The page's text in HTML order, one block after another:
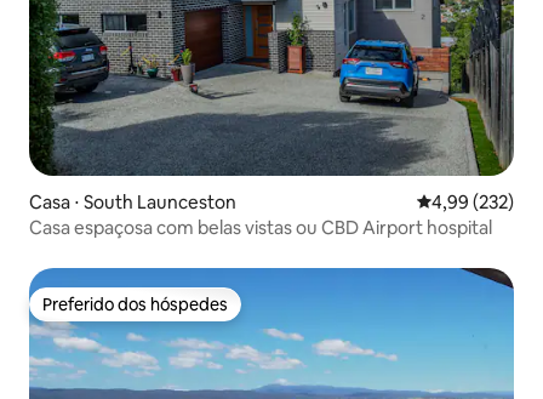
Casa ⋅ South Launceston 4,99 de uma
4,99 (232)
Casa espaçosa com belas vistas ou CBD Airport hospital
Preferido dos hóspedes
Preferido dos hóspedes